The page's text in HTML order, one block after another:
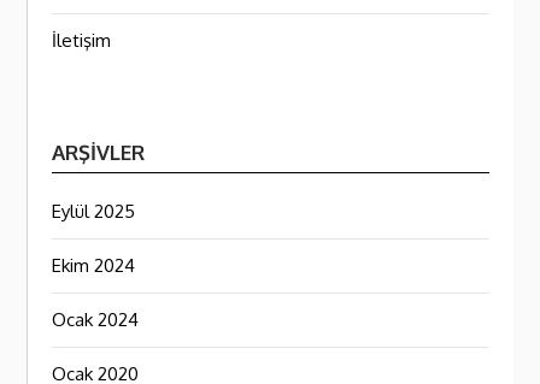
İletişim
ARŞIVLER
Eylül 2025
Ekim 2024
Ocak 2024
Ocak 2020